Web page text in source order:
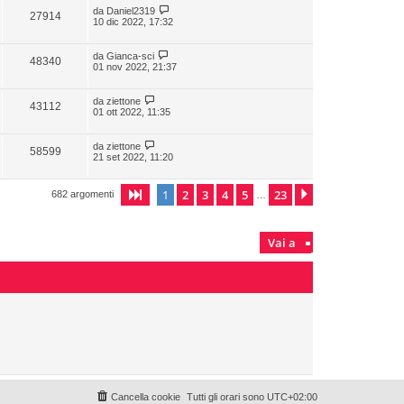
27914 da Daniel2319
10 dic 2022, 17:32
48340 da Gianca-sci
01 nov 2022, 21:37
43112 da ziettone
01 ott 2022, 11:35
58599 da ziettone
21 set 2022, 11:20
682 argomenti Pagina1 di
1 2 3 4 5 23
Vai a
Tutti gli orari sono UTC+02:00
Cancella cookie